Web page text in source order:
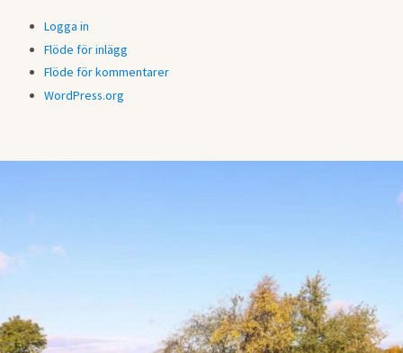
Logga in
Flöde för inlägg
Flöde för kommentarer
WordPress.org